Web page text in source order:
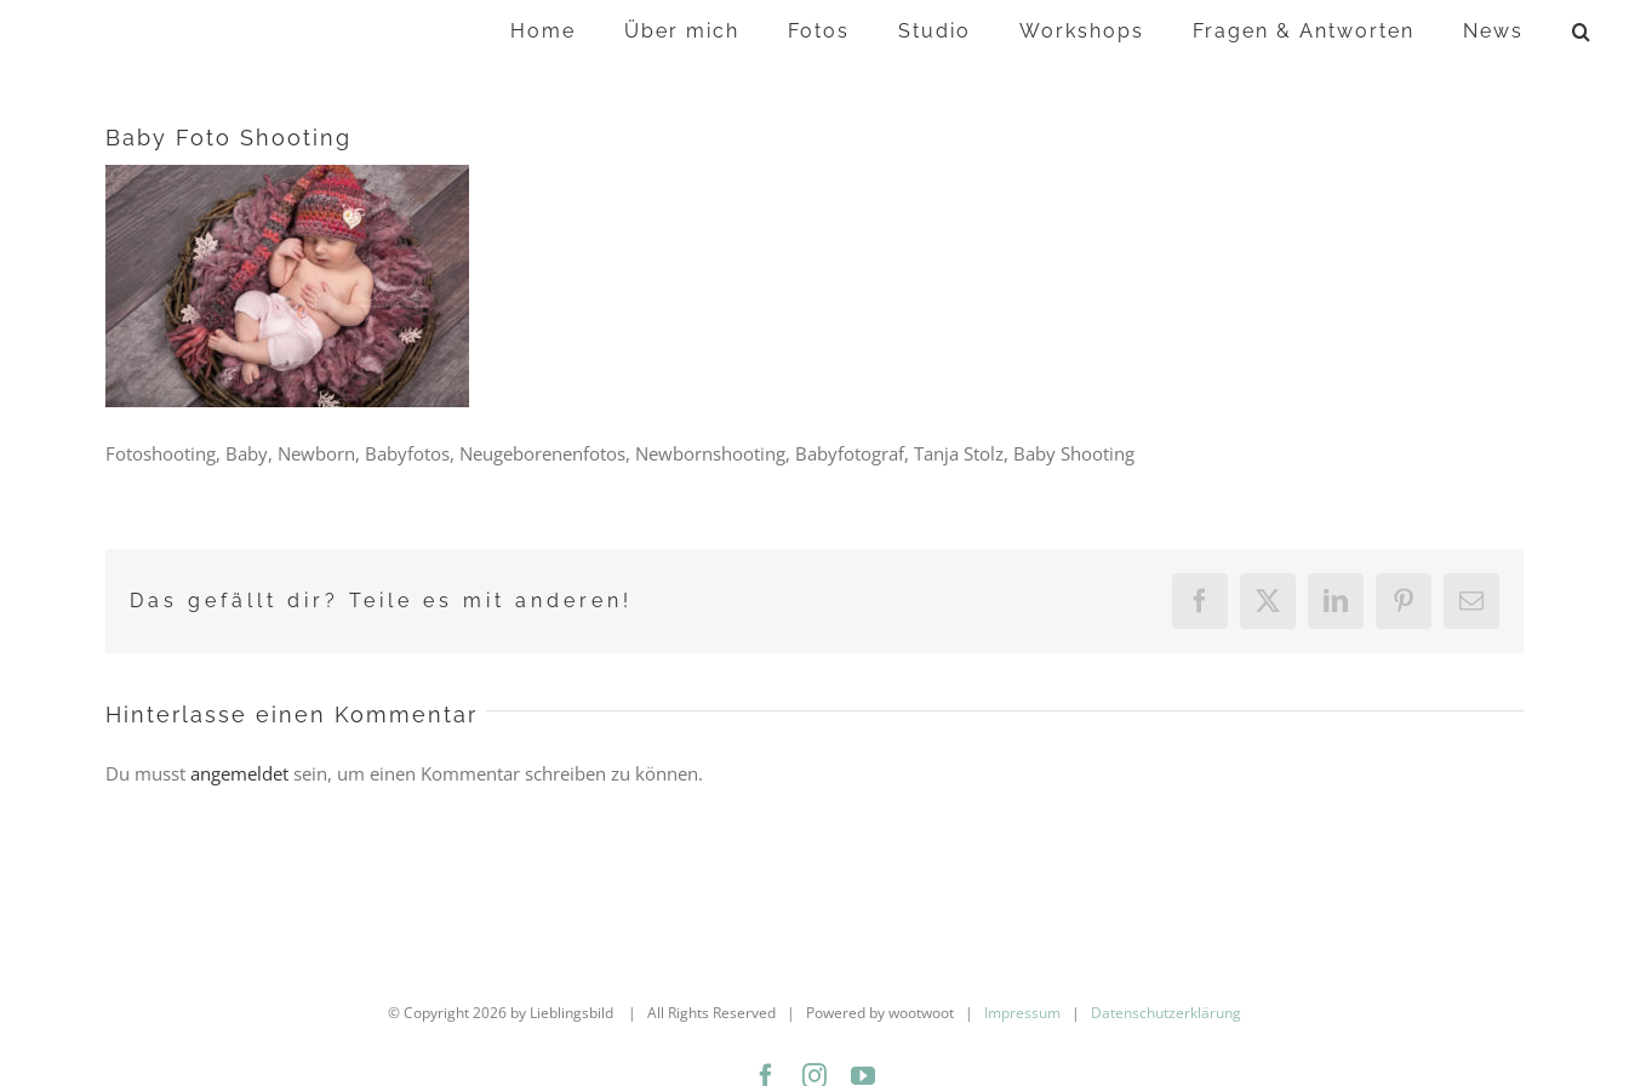
Home Über mich Fotos Studio Workshops Fragen & Antworten News
Baby Foto Shooting
Fotoshooting, Baby, Newborn, Babyfotos, Neugeborenenfotos, Newbornshooting, Babyfotograf, Tanja Stolz, Baby Shooting
Das gefällt dir? Teile es mit anderen! Facebook
X LinkedInPinterest
E-
Hinterlasse einen Kommentar
Du musst angemeldet sein, um einen Kommentar schreiben zu können.
© Copyright2026 by Lieblingsbild | All Rights Reserved | Powered by wootwoot | Impressum | Datenschutzerklärung
Facebook
InstagramYouTube